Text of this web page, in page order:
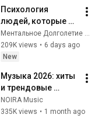
2026 году?
Психология
людей, которые НЕ
пьют алкоголь
(согласно
нейронауке) |
Черниговская
Ментальное Долголетие and 2 more
209K views • 6 days ago
New
Музыка 2026: хиты
и трендовые
ремиксы 🔥| Remix
2026 #хит
NOIRA Music
335K views • 1 month ago